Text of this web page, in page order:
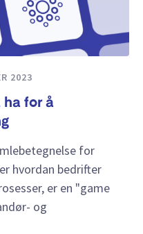
2023
ha for å
for
hvordan bedrifter
er en "game
og